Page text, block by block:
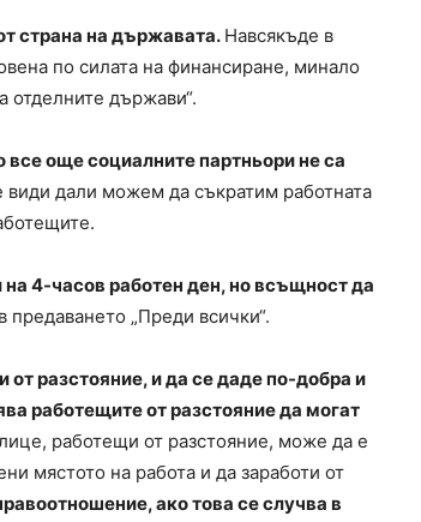
страна на държавата. Навсякъде в
по силата на финансиране, минало
отделните държави“.
още социалните партньори не са
види дали можем да съкратим работната
4-часов работен ден, но всъщност да
предаването „Преди всички“.
разстояние, и да се даде по-добра и
работещите от разстояние да могат
работещи от разстояние, може да е
мястото на работа и да заработи от
ако това се случва в